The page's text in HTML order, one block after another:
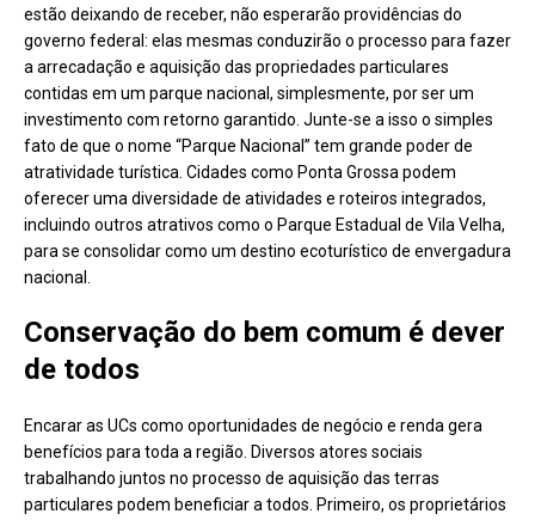
estão deixando de receber, não esperarão providências do
governo federal: elas mesmas conduzirão o processo para fazer
a arrecadação e aquisição das propriedades particulares
contidas em um parque nacional, simplesmente, por ser um
investimento com retorno garantido. Junte-se a isso o simples
fato de que o nome “Parque Nacional” tem grande poder de
atratividade turística. Cidades como Ponta Grossa podem
oferecer uma diversidade de atividades e roteiros integrados,
incluindo outros atrativos como o Parque Estadual de Vila Velha,
para se consolidar como um destino ecoturístico de envergadura
nacional.
Conservação do bem comum é dever
de todos
Encarar as UCs como oportunidades de negócio e renda gera
benefícios para toda a região. Diversos atores sociais
trabalhando juntos no processo de aquisição das terras
particulares podem beneficiar a todos. Primeiro, os proprietários